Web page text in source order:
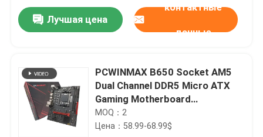
Лучшая цена
контактные
данные
PCWINMAX B650 Socket AM5
Dual Channel DDR5 Micro ATX
Gaming Motherboard
Поддержка R7 R8 R9
Процессоры
MOQ：2
Цена：58.99-68.99$